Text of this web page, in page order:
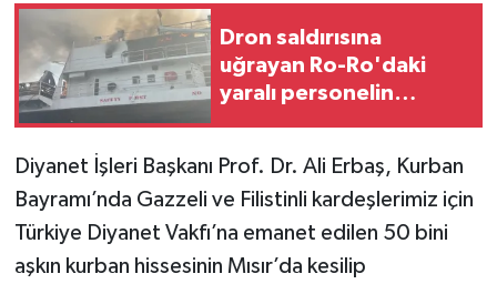
Dron saldırısına
uğrayan Ro-Ro'daki
yaralı personelin
Diyanet İşleri Başkanı Prof. Dr. Ali Erbaş, Kurban
Bayramı’nda Gazzeli ve Filistinli kardeşlerimiz için
Türkiye Diyanet Vakfı’na emanet edilen 50 bini
aşkın kurban hissesinin Mısır’da kesilip